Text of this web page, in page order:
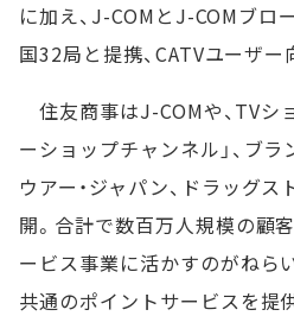
に加え、J-COMとJ-COMブロ
国32局と提携、CATVユーザー
住友商事はJ-COMや、TVシ
ーショップチャンネル」、ブラ
ウアー・ジャパン、ドラッグ
開。合計で数百万人規模の顧
ービス事業に活かすのがねら
共通のポイントサービスを提